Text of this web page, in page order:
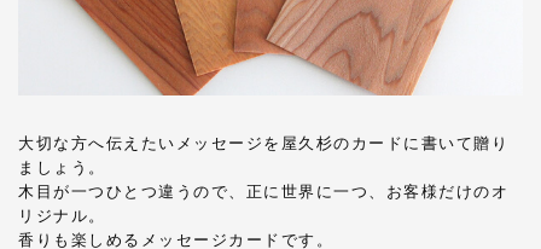
大切な方へ伝えたいメッセージを屋久杉のカードに書いて贈り
ましょう。
木目が一つひとつ違うので、正に世界に一つ、お客様だけのオ
リジナル。
香りも楽しめるメッセージカードです。